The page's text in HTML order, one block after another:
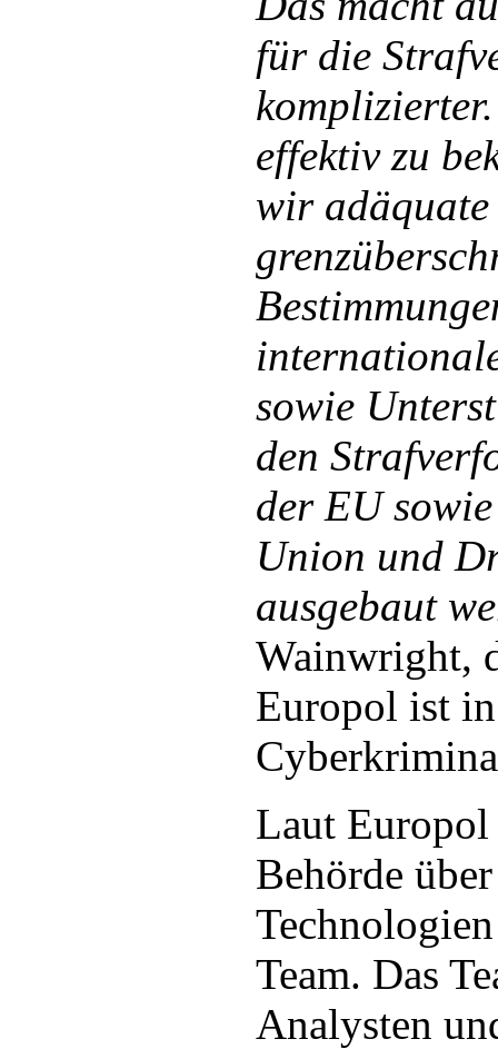
für die
effektiv zu
wir adäquate
sowie
den
der EU
Union und
ausgebaut
Wainwright,
Europol ist
Laut Europol
Behörde
Team. Das
Analysten